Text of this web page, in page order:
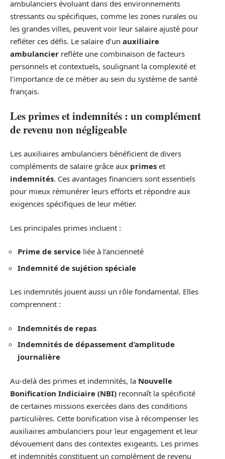
ambulanciers évoluant dans des environnements
stressants ou spécifiques, comme les zones rurales ou
les grandes villes, peuvent voir leur salaire ajusté pour
refléter ces défis. Le salaire d’un auxiliaire
ambulancier reflète une combinaison de facteurs
personnels et contextuels, soulignant la complexité et
l’importance de ce métier au sein du système de santé
français.
Les primes et indemnités : un complément
de revenu non négligeable
Les auxiliaires ambulanciers bénéficient de divers
compléments de salaire grâce aux primes et
indemnités. Ces avantages financiers sont essentiels
pour mieux rémunérer leurs efforts et répondre aux
exigences spécifiques de leur métier.
Les principales primes incluent :
Prime de service liée à l’ancienneté
Indemnité de sujétion spéciale
Les indemnités jouent aussi un rôle fondamental. Elles
comprennent :
Indemnités de repas
Indemnités de dépassement d’amplitude
journalière
Au-delà des primes et indemnités, la Nouvelle
Bonification Indiciaire (NBI) reconnaît la spécificité
de certaines missions exercées dans des conditions
particulières. Cette bonification vise à récompenser les
auxiliaires ambulanciers pour leur engagement et leur
dévouement dans des contextes exigeants. Les primes
et indemnités constituent un complément de revenu